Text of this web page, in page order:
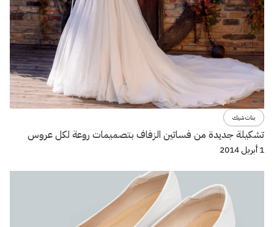
بنات شيك
تشكيلة جديدة من فساتين الزفاف بتصميمات روعة لكل عروس
1 أبريل 2014